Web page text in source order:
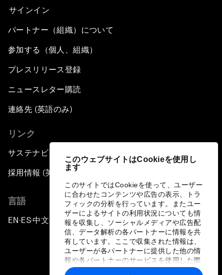
このウェブサイトはCookieを使用し
ます
このサイトではCookieを使って、ユーザー
に合わせたコンテンツや広告の表示、トラ
フィックの分析を行っています。またユー
ザーによるサイトの利用状況についても情
報を収集し、ソーシャルメディアや広告配
信、データ解析の各パートナーに情報を共
有しています。ここで収集された情報は、
ユーザーが各パートナーに提供した他の情
報や各パートナーのサービスを使用した際
に収集された情報と組み合わされ、各パー
サインイン
パートナー（組織）について
参加する（個人、組織）
プレスリリース登録
ニュースレター購読
連絡先 (英語のみ)
リンク
サステナビリティへの取り組み
採用情報 (英語のみ)
言語
EN ▪ES▪中文▪ 日本語